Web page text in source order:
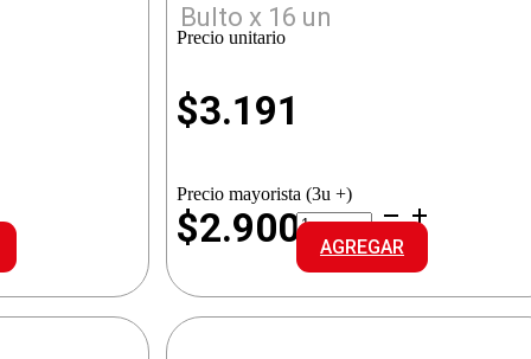
Bulto x 16 un
Precio unitario
$3.191
Precio mayorista (3u +)
$2.900RAZA
ALI.GATOS
PESCADO
cantidad
AGREGAR